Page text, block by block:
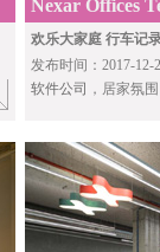
Nexar Offices
欢乐大家庭 行车记
发布时间：2017-12-
软件公司 ，居家氛